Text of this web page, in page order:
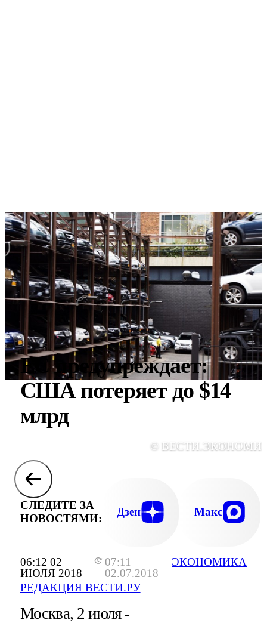
06:12 02
ИЮЛЯ 2018
07:11
02.07.2018
РЕДАКЦИЯ ВЕСТИ.РУ
ЭКОНОМИКА
ЕС предупреждает:
США потеряет до $14
млрд
©
СЛЕДИТЕ ЗА
НОВОСТЯМИ:
Дзен Макс
Москва, 2 июля -